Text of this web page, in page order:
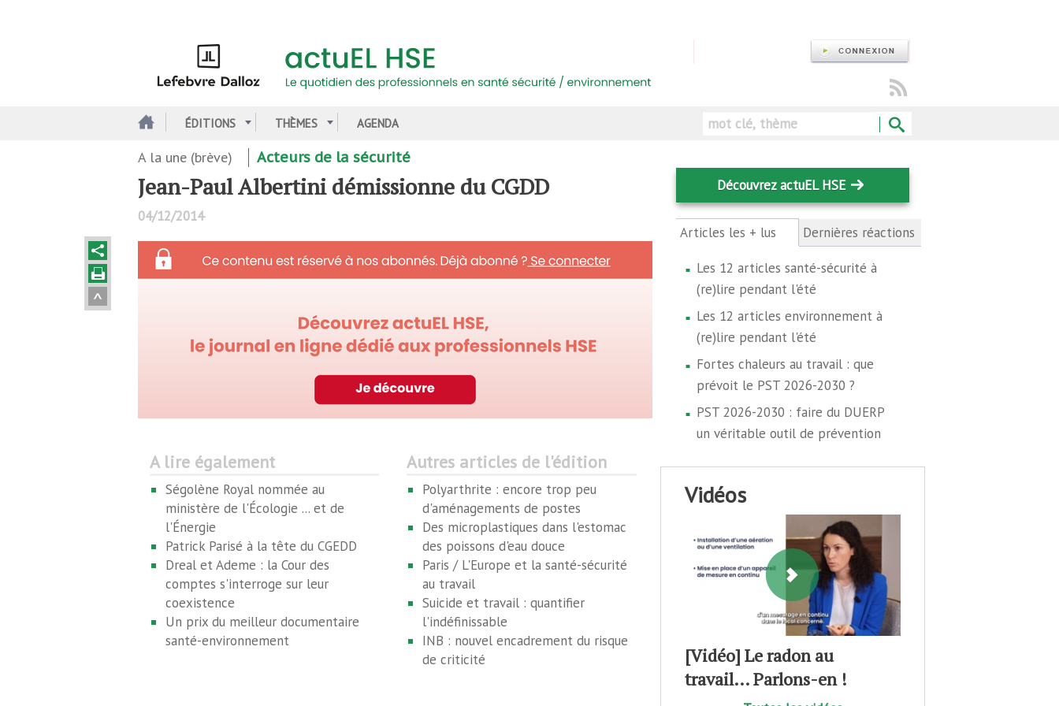
ÉDITIONS THÈMES AGENDA Rechercher
A la une (brève) Acteurs de la sécurité
Jean-Paul Albertini démissionne du CGDD
04/12/2014
A lire également
Ségolène Royal nommée au
ministère de l'Écologie ... et de
l'Énergie
Patrick Parisé à la tête du CGEDD
Dreal et Ademe : la Cour des
comptes s'interroge sur leur
coexistence
Un prix du meilleur documentaire
santé-environnement
Autres articles de l'édition
Polyarthrite : encore trop peu
d'aménagements de postes
Des microplastiques dans l'estomac
des poissons d'eau douce
Paris / L'Europe et la santé-sécurité
au travail
Suicide et travail : quantifier
l'indéfinissable
INB : nouvel encadrement du risque
de criticité
Découvrez actuEL HSE
Articles les + lus (onglet
actif)
Dernières réactions
Les 12 articles santé-sécurité à
(re)lire pendant l'été
Les 12 articles environnement à
(re)lire pendant l'été
Fortes chaleurs au travail : que
prévoit le PST 2026-2030 ?
PST 2026-2030 : faire du DUERP
un véritable outil de prévention
vidéos
[Vidéo] Le radon au
travail… Parlons-en !